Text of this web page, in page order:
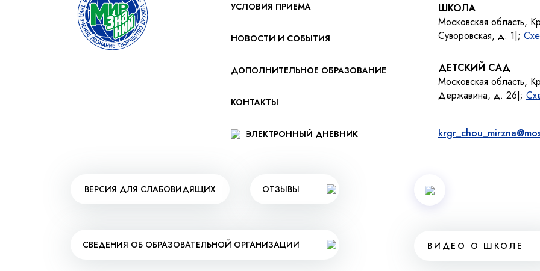
УСЛОВИЯ ПРИЕМА
НОВОСТИ И СОБЫТИЯ
ДОПОЛНИТЕЛЬНОЕ ОБРАЗОВАНИЕ
КОНТАКТЫ
ЭЛЕКТРОННЫЙ ДНЕВНИК
ШКОЛА
Московская область,
Суворовская, д. 1|;
ДЕТСКИЙ САД
Московская область,
Державина, д. 26|;
ВЕРСИЯ ДЛЯ СЛАБОВИДЯЩИХ ОТЗЫВЫ
СВЕДЕНИЯ ОБ ОБРАЗОВАТЕЛЬНОЙ ОРГАНИЗАЦИИ ВИДЕО О ШКОЛЕ